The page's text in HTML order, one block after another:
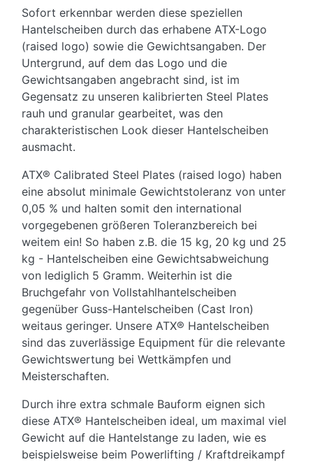
Sofort erkennbar werden diese speziellen
Hantelscheiben durch das erhabene ATX-Logo
(raised logo) sowie die Gewichtsangaben. Der
Untergrund, auf dem das Logo und die
Gewichtsangaben angebracht sind, ist im
Gegensatz zu unseren kalibrierten Steel Plates
rauh und granular gearbeitet, was den
charakteristischen Look dieser Hantelscheiben
ausmacht.
ATX® Calibrated Steel Plates (raised logo) haben
eine absolut minimale Gewichtstoleranz von unter
0,05 % und halten somit den international
vorgegebenen größeren Toleranzbereich bei
weitem ein! So haben z.B. die 15 kg, 20 kg und 25
kg - Hantelscheiben eine Gewichtsabweichung
von lediglich 5 Gramm. Weiterhin ist die
Bruchgefahr von Vollstahlhantelscheiben
gegenüber Guss-Hantelscheiben (Cast Iron)
weitaus geringer. Unsere ATX® Hantelscheiben
sind das zuverlässige Equipment für die relevante
Gewichtswertung bei Wettkämpfen und
Meisterschaften.
Durch ihre extra schmale Bauform eignen sich
diese ATX® Hantelscheiben ideal, um maximal viel
Gewicht auf die Hantelstange zu laden, wie es
beispielsweise beim Powerlifting / Kraftdreikampf